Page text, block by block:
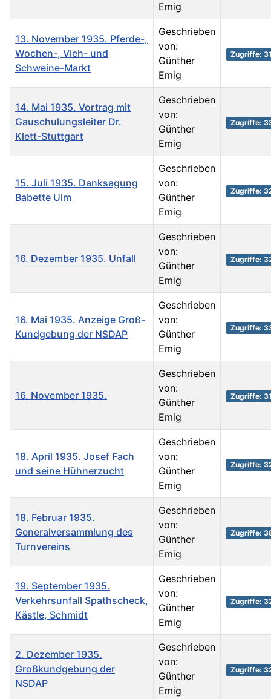
Emig
13. November 1935. Pferde-,
Wochen-, Vieh- und
Schweine-Markt
Geschrieben
von:
Günther
Emig
Zugriffe:
14. Mai 1935. Vortrag mit
Gauschulungsleiter Dr.
Klett-Stuttgart
Geschrieben
von:
Günther
Emig
Zugriffe:
15. Juli 1935. Danksagung
Babette Ulm
Geschrieben
von:
Günther
Emig
Zugriffe:
16. Dezember 1935. Unfall
Geschrieben
von:
Günther
Emig
Zugriffe:
16. Mai 1935. Anzeige Groß-
Kundgebung der NSDAP
Geschrieben
von:
Günther
Emig
Zugriffe:
16. November 1935.
Geschrieben
von:
Günther
Emig
Zugriffe:
18. April 1935. Josef Fach
und seine Hühnerzucht
Geschrieben
von:
Günther
Emig
Zugriffe:
18. Februar 1935.
Generalversammlung des
Turnvereins
Geschrieben
von:
Günther
Emig
Zugriffe:
19. September 1935.
Verkehrsunfall Spathscheck,
Kästle, Schmidt
Geschrieben
von:
Günther
Emig
Zugriffe:
2. Dezember 1935.
Großkundgebung der
NSDAP
Geschrieben
von:
Günther
Emig
Zugriffe: